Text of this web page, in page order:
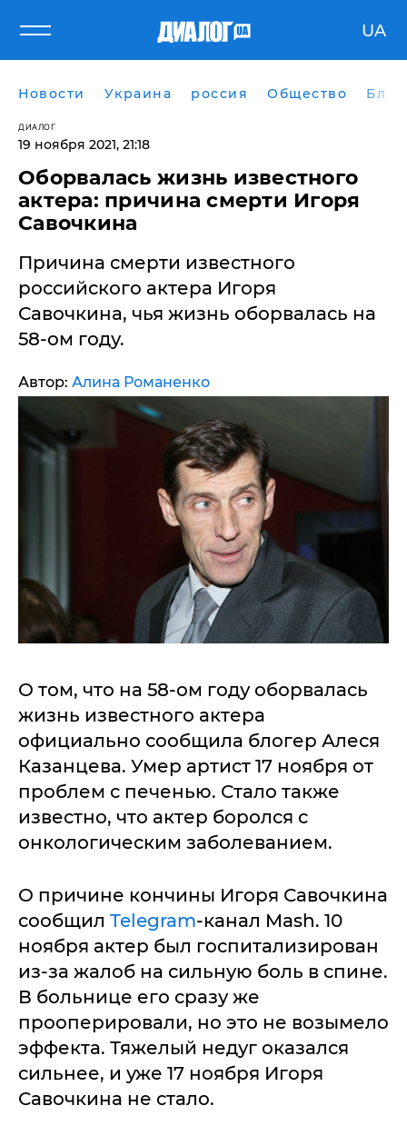
UA
Новости Украина россия Общество
ДИАЛОГ
19 ноября 2021, 21:18
Оборвалась жизнь известного
актера: причина смерти Игоря
Савочкина
Причина смерти известного
российского актера Игоря
Савочкина, чья жизнь оборвалась на
58-ом году.
Автор: Алина Романенко
О том, что на 58-ом году оборвалась
жизнь известного актера
официально сообщила блогер Алеся
Казанцева. Умер артист 17 ноября от
проблем с печенью. Стало также
известно, что актер боролся с
онкологическим заболеванием.
О причине кончины Игоря Савочкина
сообщил Telegram-канал Mash. 10
ноября актер был госпитализирован
из-за жалоб на сильную боль в спине.
В больнице его сразу же
прооперировали, но это не возымело
эффекта. Тяжелый недуг оказался
сильнее, и уже 17 ноября Игоря
Савочкина не стало.